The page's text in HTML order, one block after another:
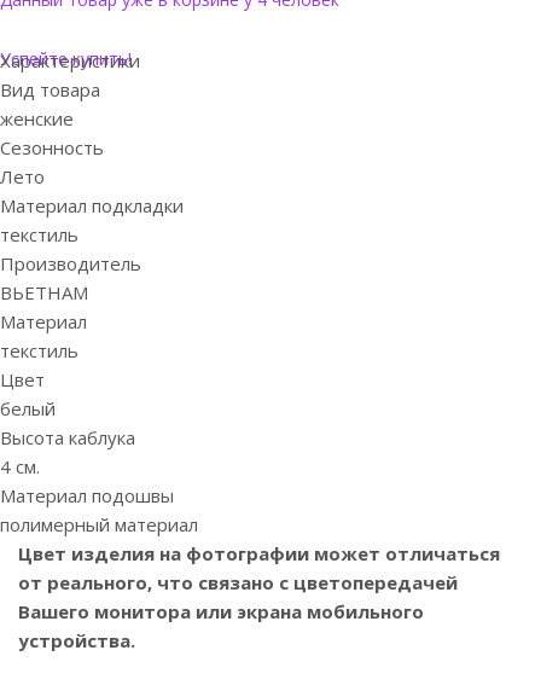
Успейте купить!
Характеристики
Вид товара
женские
Сезонность
Лето
Материал подкладки
текстиль
Производитель
ВЬЕТНАМ
Материал
текстиль
Цвет
белый
Высота каблука
4 см.
Материал подошвы
полимерный материал
Цвет изделия на фотографии может отличаться
от реального, что связано с цветопередачей
Вашего монитора или экрана мобильного
устройства.